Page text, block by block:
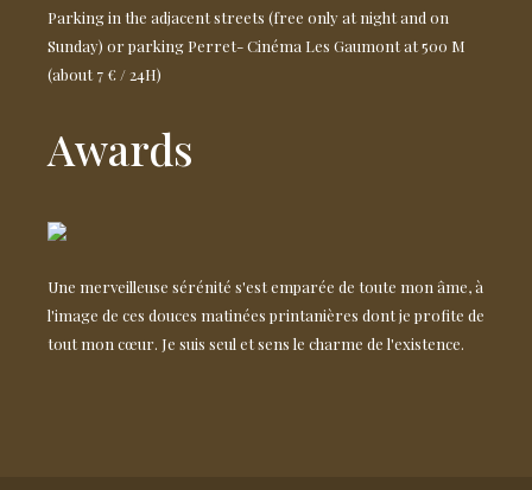
Parking in the adjacent streets (free only at night and on
Sunday) or parking Perret- Cinéma Les Gaumont at 500 M
(about 7 € / 24H)
Awards
Une merveilleuse sérénité s'est emparée de toute mon âme, à
l'image de ces douces matinées printanières dont je profite de
tout mon cœur. Je suis seul et sens le charme de l'existence.